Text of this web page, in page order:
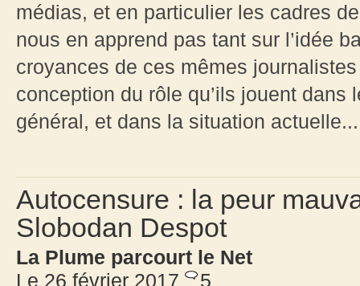
médias, et en particulier les cadres
nous en apprend pas tant sur l’idée
croyances de ces mêmes
conception du rôle qu’ils jouent
général, et dans la situation actuelle...
Autocensure : la peur
Slobodan Despot
La Plume parcourt le Net
Le 26 février 2017
5